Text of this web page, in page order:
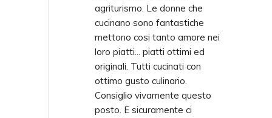
agriturismo. Le donne che
cucinano sono fantastiche
mettono cosi tanto amore nei
loro piatti... piatti ottimi ed
originali. Tutti cucinati con
ottimo gusto culinario.
Consiglio vivamente questo
posto. E sicuramente ci